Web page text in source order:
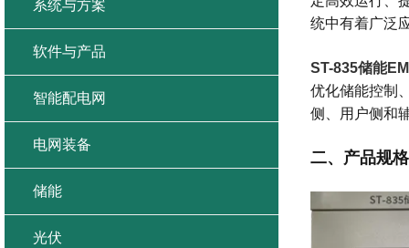
统中有着广泛
ST-835储能
优化储能控制
侧、用户侧和
二、产品规格
系统与方案
软件与产品
智能配电网
电网装备
储能
光伏